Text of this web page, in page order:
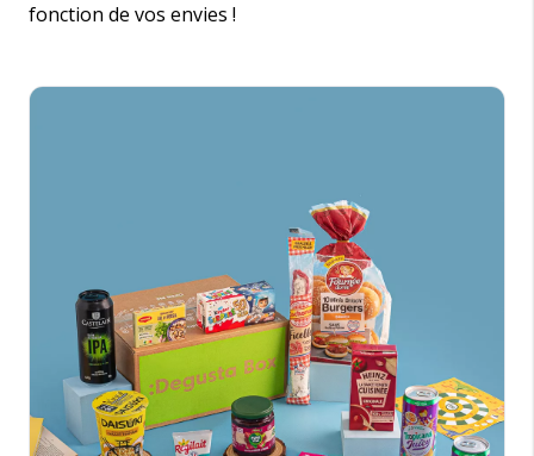
fonction de vos envies !